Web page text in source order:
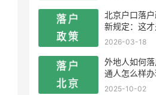
北京户口落
新规定：这才
2026-03-18
外地人如何
通人怎么样
口？
2025-10-02